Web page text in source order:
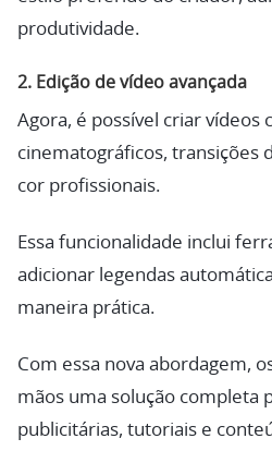
produtividade.
2. Edição de vídeo avançada
Agora, é possível criar vídeos
cinematográficos, transições
cor profissionais.
Essa funcionalidade inclui
adicionar legendas
maneira prática.
Com essa nova abordagem,
mãos uma solução completa
publicitárias, tutoriais e